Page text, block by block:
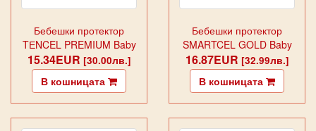
Бебешки протектор
TЕNCEL PREMIUM Baby
15.34EUR [30.00лв.]
В кошницата
Бебешки протектор
SMARTCEL GOLD Baby
Blue
16.87EUR [32.99лв.]
В кошницата